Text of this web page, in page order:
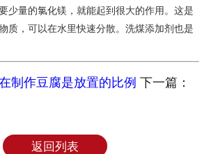
少量的氯化镁，就能起到很大的作用。这是
质，可以在水里快速分散。洗煤添加剂也是
制作豆腐是放置的比例 下一篇：
返回列表